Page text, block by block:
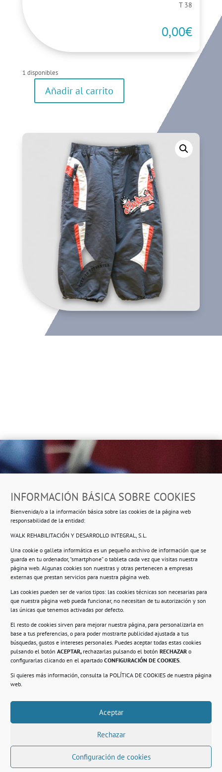
INFORMACIÓN BÁSICA SOBRE COOKIES
Bienvenida/o a la información básica sobre las cookies de la página web
responsabilidad de la entidad:
WALK REHABILITACIÓN Y DESARROLLO INTEGRAL, S.L.
Una cookie o galleta informática es un pequeño archivo de información que se
guarda en tu ordenador, “smartphone” o tableta cada vez que visitas nuestra
página web. Algunas cookies son nuestras y otras pertenecen a empresas
externas que prestan servicios para nuestra página web.
Las cookies pueden ser de varios tipos: las cookies técnicas son necesarias para
que nuestra página web pueda funcionar, no necesitan de tu autorización y son
las únicas que tenemos activadas por defecto.
El resto de cookies sirven para mejorar nuestra página, para personalizarla en
base a tus preferencias, o para poder mostrarte publicidad ajustada a tus
búsquedas, gustos e intereses personales. Puedes aceptar todas estas cookies
pulsando el botón ACEPTAR, rechazarlas pulsando el botón RECHAZAR o
configurarlas clicando en el apartado CONFIGURACIÓN DE COOKIES.
Si quieres más información, consulta la POLÍTICA DE COOKIES de nuestra página
web.
Aceptar
Rechazar
Configuración de cookies
T 38
0,00€
1 disponibles
PantalonAñadir al carrito
Ropero Solidario de Usera
Beasáin 25-33posterior, local 3 – 28041 Madrid
Información
Compromiso con la protección de datos
Política de Cookies.
© 2021. Realizado en el Centro de Rehabilitación